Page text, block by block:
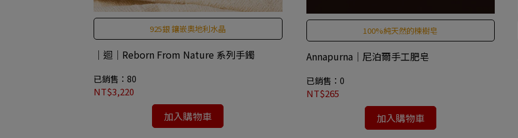
925銀 鑲嵌奧地利水晶
｜迴｜Reborn From Nature 系列手鐲
已銷售：80
NT$3,220
加入購物車
100%純天然的楝樹皂
Annapurna｜尼泊爾手工肥皂
已銷售：0
NT$265
加入購物車